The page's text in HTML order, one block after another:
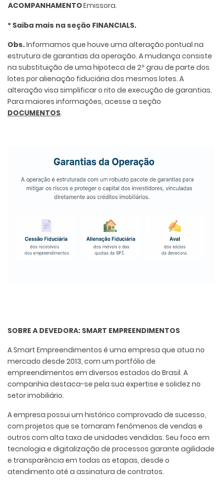
ACOMPANHAMENTOEmissora.
* Saiba mais na seção FINANCIALS.
Obs.Informamos que houve uma alteração pontual na
estrutura de garantias da operação. A mudança consiste
na substituição de uma hipoteca de 2º grau de parte dos
lotes por alienação fiduciária dos mesmos lotes. A
alteração visa simplificar o rito de execução de garantias.
Para maiores informações, acesse a seção
DOCUMENTOS.
SOBRE A DEVEDORA: SMART EMPREENDIMENTOS
A Smart Empreendimentos é uma empresa que atua no
mercado desde 2013, com um portfólio de
empreendimentos em diversos estados do Brasil. A
companhia destaca-se pela sua expertise e solidez no
setor imobiliário.
A empresa possui um histórico comprovado de sucesso,
com projetos que se tornaram fenômenos de vendas e
outros com alta taxa de unidades vendidas. Seu foco em
tecnologia e digitalização de processos garante agilidade
e transparência em todas as etapas, desde o
atendimento até a assinatura de contratos.